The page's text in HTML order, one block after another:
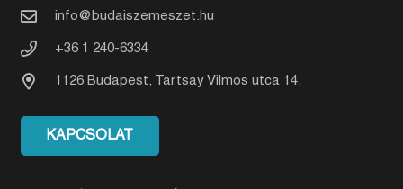
info@budaiszemeszet.hu
+36 1 240-6334
1126 Budapest, Tartsay Vilmos utca 14.
KAPCSOLAT